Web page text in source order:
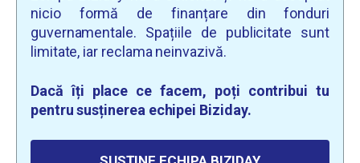
nicio formă de finanțare din fonduri
guvernamentale. Spațiile de publicitate sunt
limitate, iar reclama neinvazivă.
Dacă îți place ce facem, poți contribui tu
pentru susținerea echipei Biziday.